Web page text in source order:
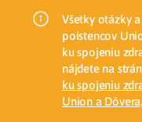
Všetky otázky
poistencov
ku spojeniu
nájdete na
ku spojeniu
Union a Dôvera.